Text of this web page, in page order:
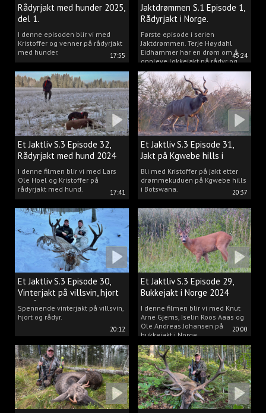
17:55
Rådyrjakt med hunder 2025,
del 1.
I denne episoden blir vi med
Kristoffer og venner på rådyrjakt
med hunder.
45:24
Jaktdrømmen S.1 Episode 1,
Rådyrjakt i Norge.
Første episode i serien
Jaktdrømmen. Terje Høydahl
Eidhammer har en drøm om å
oppleve lokkejakt på rådyr og
målet vårt er å gjøre den
drømmen til virkelighet.
17:41
Et Jaktliv S.3 Episode 32,
Rådyrjakt med hund 2024
I denne filmen blir vi med Lars
Ole Hoel og Kristoffer på
rådyrjakt med hund.
20:37
Et Jaktliv S.3 Episode 31,
Jakt på Kgwebe hills i
Botswana
Bli med Kristoffer på jakt etter
drømmekuduen på Kgwebe hills
i Botswana.
20:12
Et Jaktliv S.3 Episode 30,
Vinterjakt på villsvin, hjort
og rådyr.
Spennende vinterjakt på villsvin,
hjort og rådyr.
20:00
Et Jaktliv S.3 Episode 29,
Bukkejakt i Norge 2024
I denne filmen blir vi med Knut
Arne Gjems, Iselin Roos Aaas og
Ole Andreas Johansen på
bukkejakt i Norge.